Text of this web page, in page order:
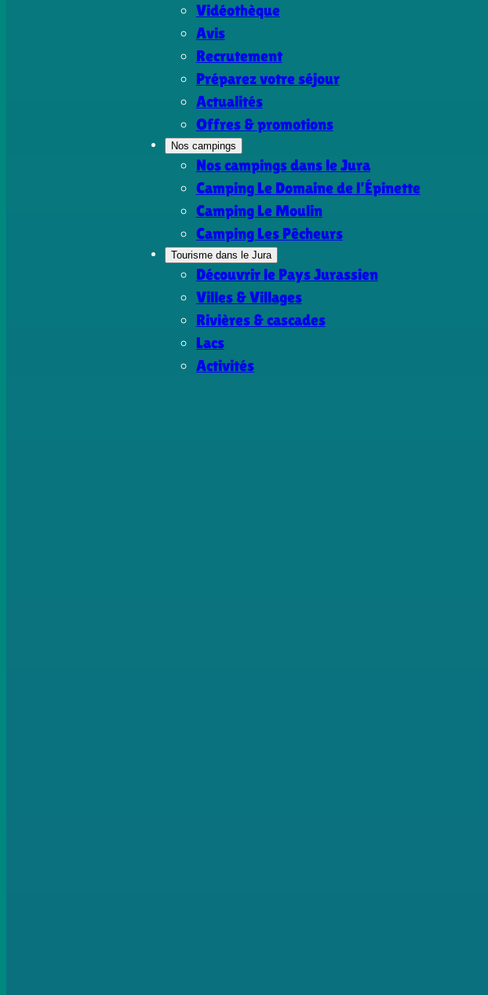
Vidéothèque
Avis
Recrutement
Préparez votre séjour
Actualités
Offres & promotions
Nos campings
Nos campings dans le Jura
Camping Le Domaine de l’Épinette
Camping Le Moulin
Camping Les Pêcheurs
Tourisme dans le Jura
Découvrir le Pays Jurassien
Villes & Villages
Rivières & cascades
Lacs
Activités